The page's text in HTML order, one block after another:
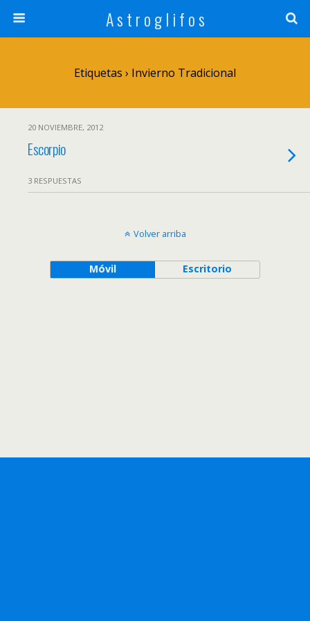
A s t r o g l i f o s
Etiquetas › Invierno Tradicional
20 NOVIEMBRE, 2012
Escorpio
3 RESPUESTAS
Volver arriba
Móvil Escritorio